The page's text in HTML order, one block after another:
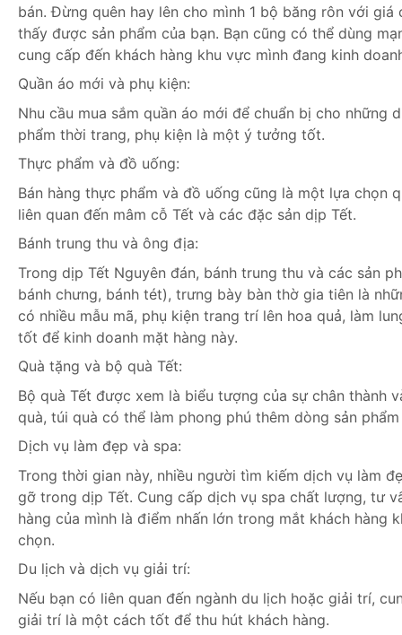
bán. Đừng quên hay lên cho mình 1 bộ băng rôn với
thấy được sản phẩm của bạn. Bạn cũng có thể dùng
cung cấp đến khách hàng khu vực mình đang kinh
Quần áo mới và phụ kiện:
Nhu cầu mua sắm quần áo mới để chuẩn bị cho những
phẩm thời trang, phụ kiện là một ý tưởng tốt.
Thực phẩm và đồ uống:
Bán hàng thực phẩm và đồ uống cũng là một lựa chọn
liên quan đến mâm cỗ Tết và các đặc sản dịp Tết.
Bánh trung thu và ông địa:
Trong dịp Tết Nguyên đán, bánh trung thu và các sản
bánh chưng, bánh tét), trưng bày bàn thờ gia tiên là
có nhiều mẫu mã, phụ kiện trang trí lên hoa quả, làm
tốt để kinh doanh mặt hàng này.
Quà tặng và bộ quà Tết:
Bộ quà Tết được xem là biểu tượng của sự chân thành
quà, túi quà có thể làm phong phú thêm dòng sản
Dịch vụ làm đẹp và spa:
Trong thời gian này, nhiều người tìm kiếm dịch vụ làm
gỡ trong dịp Tết. Cung cấp dịch vụ spa chất lượng, tư
hàng của mình là điểm nhấn lớn trong mắt khách hàng
chọn.
Du lịch và dịch vụ giải trí:
Nếu bạn có liên quan đến ngành du lịch hoặc giải trí,
giải trí là một cách tốt để thu hút khách hàng.